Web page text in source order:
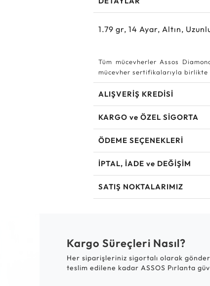
1.79gr,14Ayar, Altın,
Tüm mücevherler Assos
mücevher sertifikalarıyla birlikte
ALIŞVERİŞ KREDİSİ
KARGO ve ÖZEL SİGORTA
ÖDEME SEÇENEKLERİ
İPTAL, İADE ve DEĞİŞİM
SATIŞ NOKTALARIMIZ
Kargo Süreçleri Nasıl?
Her siparişleriniz sigortalı olarak
teslim edilene kadar ASSOS Pırlanta